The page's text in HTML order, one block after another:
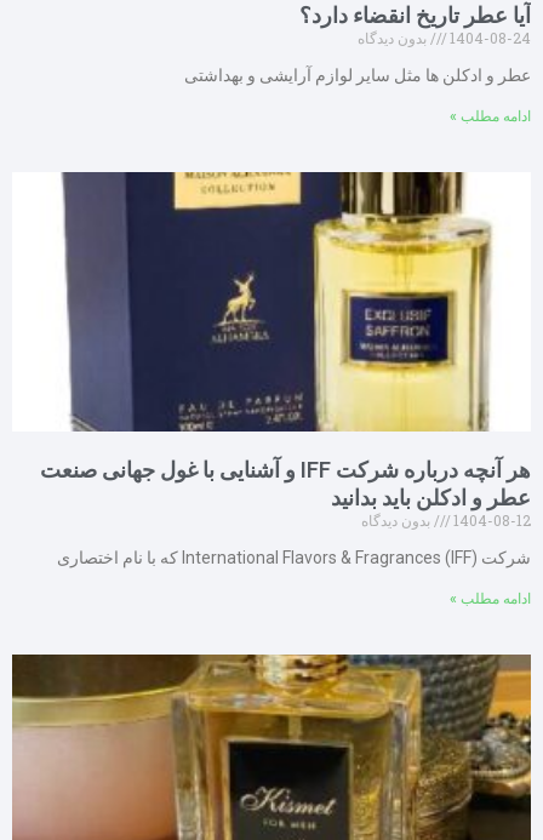
آیا عطر تاریخ انقضاء دارد؟
1404-08-24
بدون دیدگاه
عطر و ادکلن ها مثل سایر لوازم آرایشی و بهداشتی
ادامه مطلب »
هر آنچه درباره شرکت IFF و آشنایی با غول جهانی صنعت
عطر و ادکلن باید بدانید
1404-08-12
بدون دیدگاه
شرکت (IFF) International Flavors & Fragrances که با نام اختصاری
ادامه مطلب »